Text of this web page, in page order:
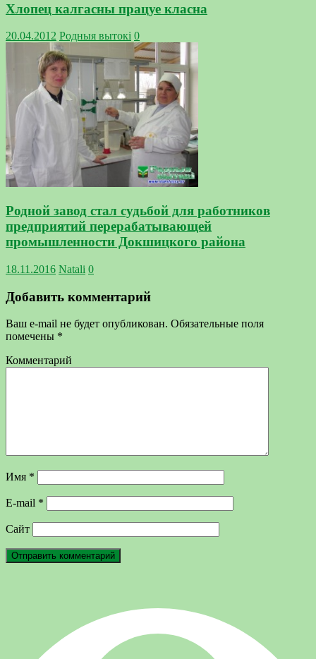
Хлопец калгасны працуе класна
20.04.2012 Родныя вытокi 0
Родной завод стал судьбой для работников
предприятий перерабатывающей
промышленности Докшицкого района
18.11.2016 Natali 0
Добавить комментарий
Ваш e-mail не будет опубликован. Обязательные поля
помечены *
Комментарий
Имя *
E-mail *
Сайт